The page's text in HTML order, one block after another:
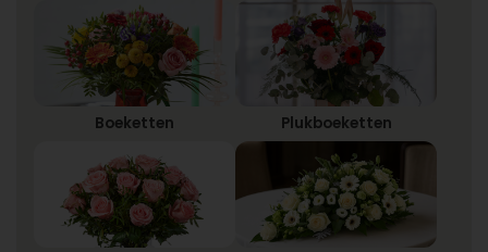
Boeketten Plukboeketten